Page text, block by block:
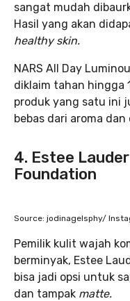
sangat mudah
Hasil yang akan
healthy skin.
NARS All Day
diklaim tahan hingga
produk yang satu ini
bebas dari aroma
4. Estee
Foundation
Source: jodinagelsphy/
Pemilik kulit wajah
berminyak, Estee
bisa jadi opsi untuk
dan tampak matte.